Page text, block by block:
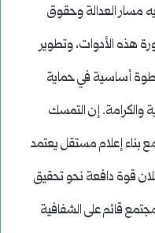
مسار العدالة وحقوق
هذه الأدوات، وتطوير
أساسية في حماية
والكرامة. إن التمسك
مع بناء إعلام مستقل يعتمد
قوة دافعة نحو تحقيق
قائم على الشفافية